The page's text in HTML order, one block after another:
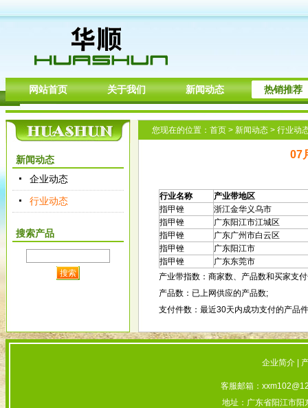
网站首页 关于我们 新闻动态 热销推荐
新闻动态
企业动态
行业动态
搜索产品
您现在的位置： 首页 > 新闻动态 > 行业动
07
行业名称
产业带地区
指甲锉
浙江金华义乌市
指甲锉
广东阳江市江城区
指甲锉
广东广州市白云区
指甲锉
广东阳江市
指甲锉
广东东莞市
产业带指数：商家数、产品数和买家支付
产品数：已上网供应的产品数;
支付件数：最近30天内成功支付的产品
企业简介|
客服邮箱：
地址：广东省阳江市